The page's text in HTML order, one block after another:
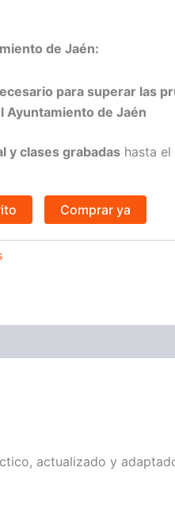
de Jaén:
para superar las
Ayuntamiento de Jaén
y clases grabadas hasta
Comprar ya
actualizado y